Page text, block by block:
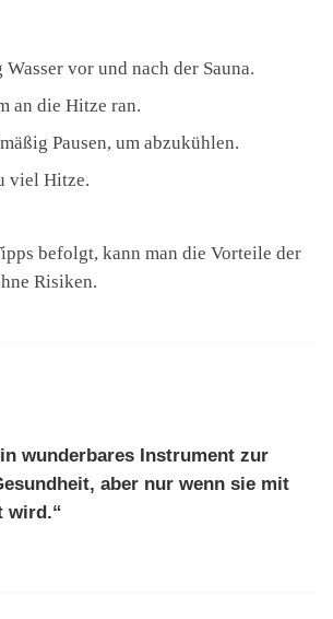
vor und nach der Sauna.
an die Hitze ran.
Pausen, um abzukühlen.
viel Hitze.
befolgt, kann man die Vorteile der
Risiken.
wunderbares Instrument zur
aber nur wenn sie mit
wird.“